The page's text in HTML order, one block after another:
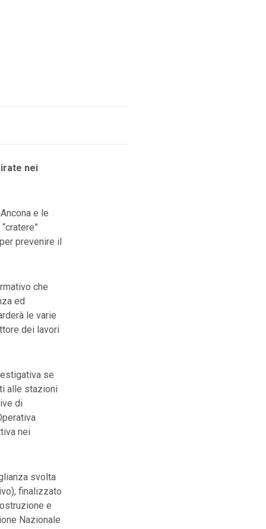
nei
e le
prevenire il
che
ed
le varie
dei lavori
se
alle stazioni
di
nei
svolta
finalizzato
e
Nazionale